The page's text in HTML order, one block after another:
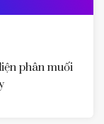
phân muối